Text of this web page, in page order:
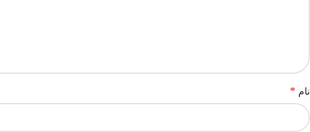
نام *